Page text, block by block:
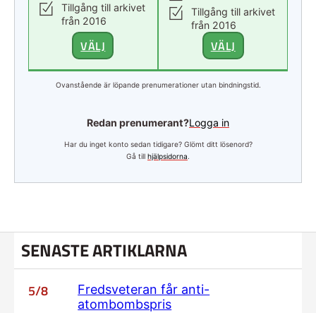
Tillgång till arkivet
från 2016
VÄLJ
Tillgång till arkivet
från 2016
VÄLJ
Ovanstående är löpande prenumerationer utan bindningstid.
Redan prenumerant?Logga in
Har du inget konto sedan tidigare? Glömt ditt lösenord?
Gå till hjälpsidorna.
SENASTE ARTIKLARNA
5/8
Fredsveteran får anti-
atombombspris